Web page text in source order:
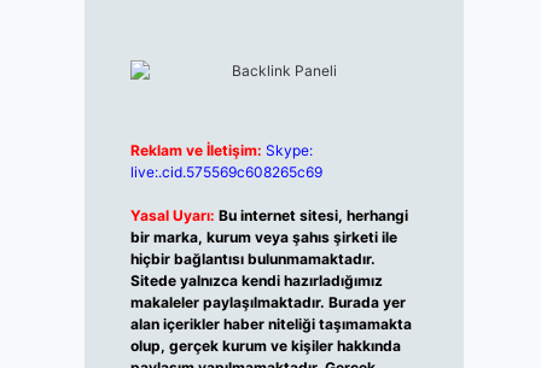
Reklam ve İletişim: Skype:
live:.cid.575569c608265c69
Yasal Uyarı: Bu internet sitesi, herhangi
bir marka, kurum veya şahıs şirketi ile
hiçbir bağlantısı bulunmamaktadır.
Sitede yalnızca kendi hazırladığımız
makaleler paylaşılmaktadır. Burada yer
alan içerikler haber niteliği taşımamakta
olup, gerçek kurum ve kişiler hakkında